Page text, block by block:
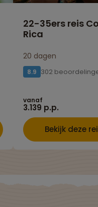
22-35ers reis
Rica
20 dagen
8.9 302
vanaf
3.139 p.p.
Bekijk deze